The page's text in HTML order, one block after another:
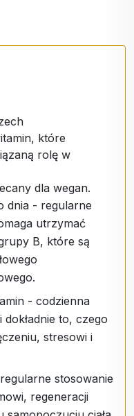
które
rolę w
dla wegan.
dnia - regularne
utrzymać
B, które są
- codzienna
to, czego
stresowi i
stosowanie
regeneracji